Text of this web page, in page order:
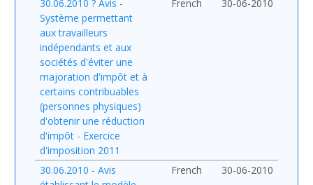
30.06.2010 ? Avis -
Système permettant
aux travailleurs
indépendants et aux
sociétés d'éviter une
majoration d'impôt et à
certains contribuables
(personnes physiques)
d'obtenir une réduction
d'impôt - Exercice
d'imposition 2011
French 30-06-2010
30.06.2010 - Avis
French 30-06-2010